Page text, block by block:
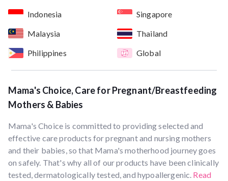
Indonesia
Singapore
Malaysia
Thailand
Philippines
Global
Mama's Choice, Care for Pregnant/Breastfeeding
Mothers & Babies
Mama's Choice is committed to providing selected and
effective care products for pregnant and nursing mothers
and their babies, so that Mama's motherhood journey goes
on safely. That's why all of our products have been clinically
tested, dermatologically tested, and hypoallergenic. Read